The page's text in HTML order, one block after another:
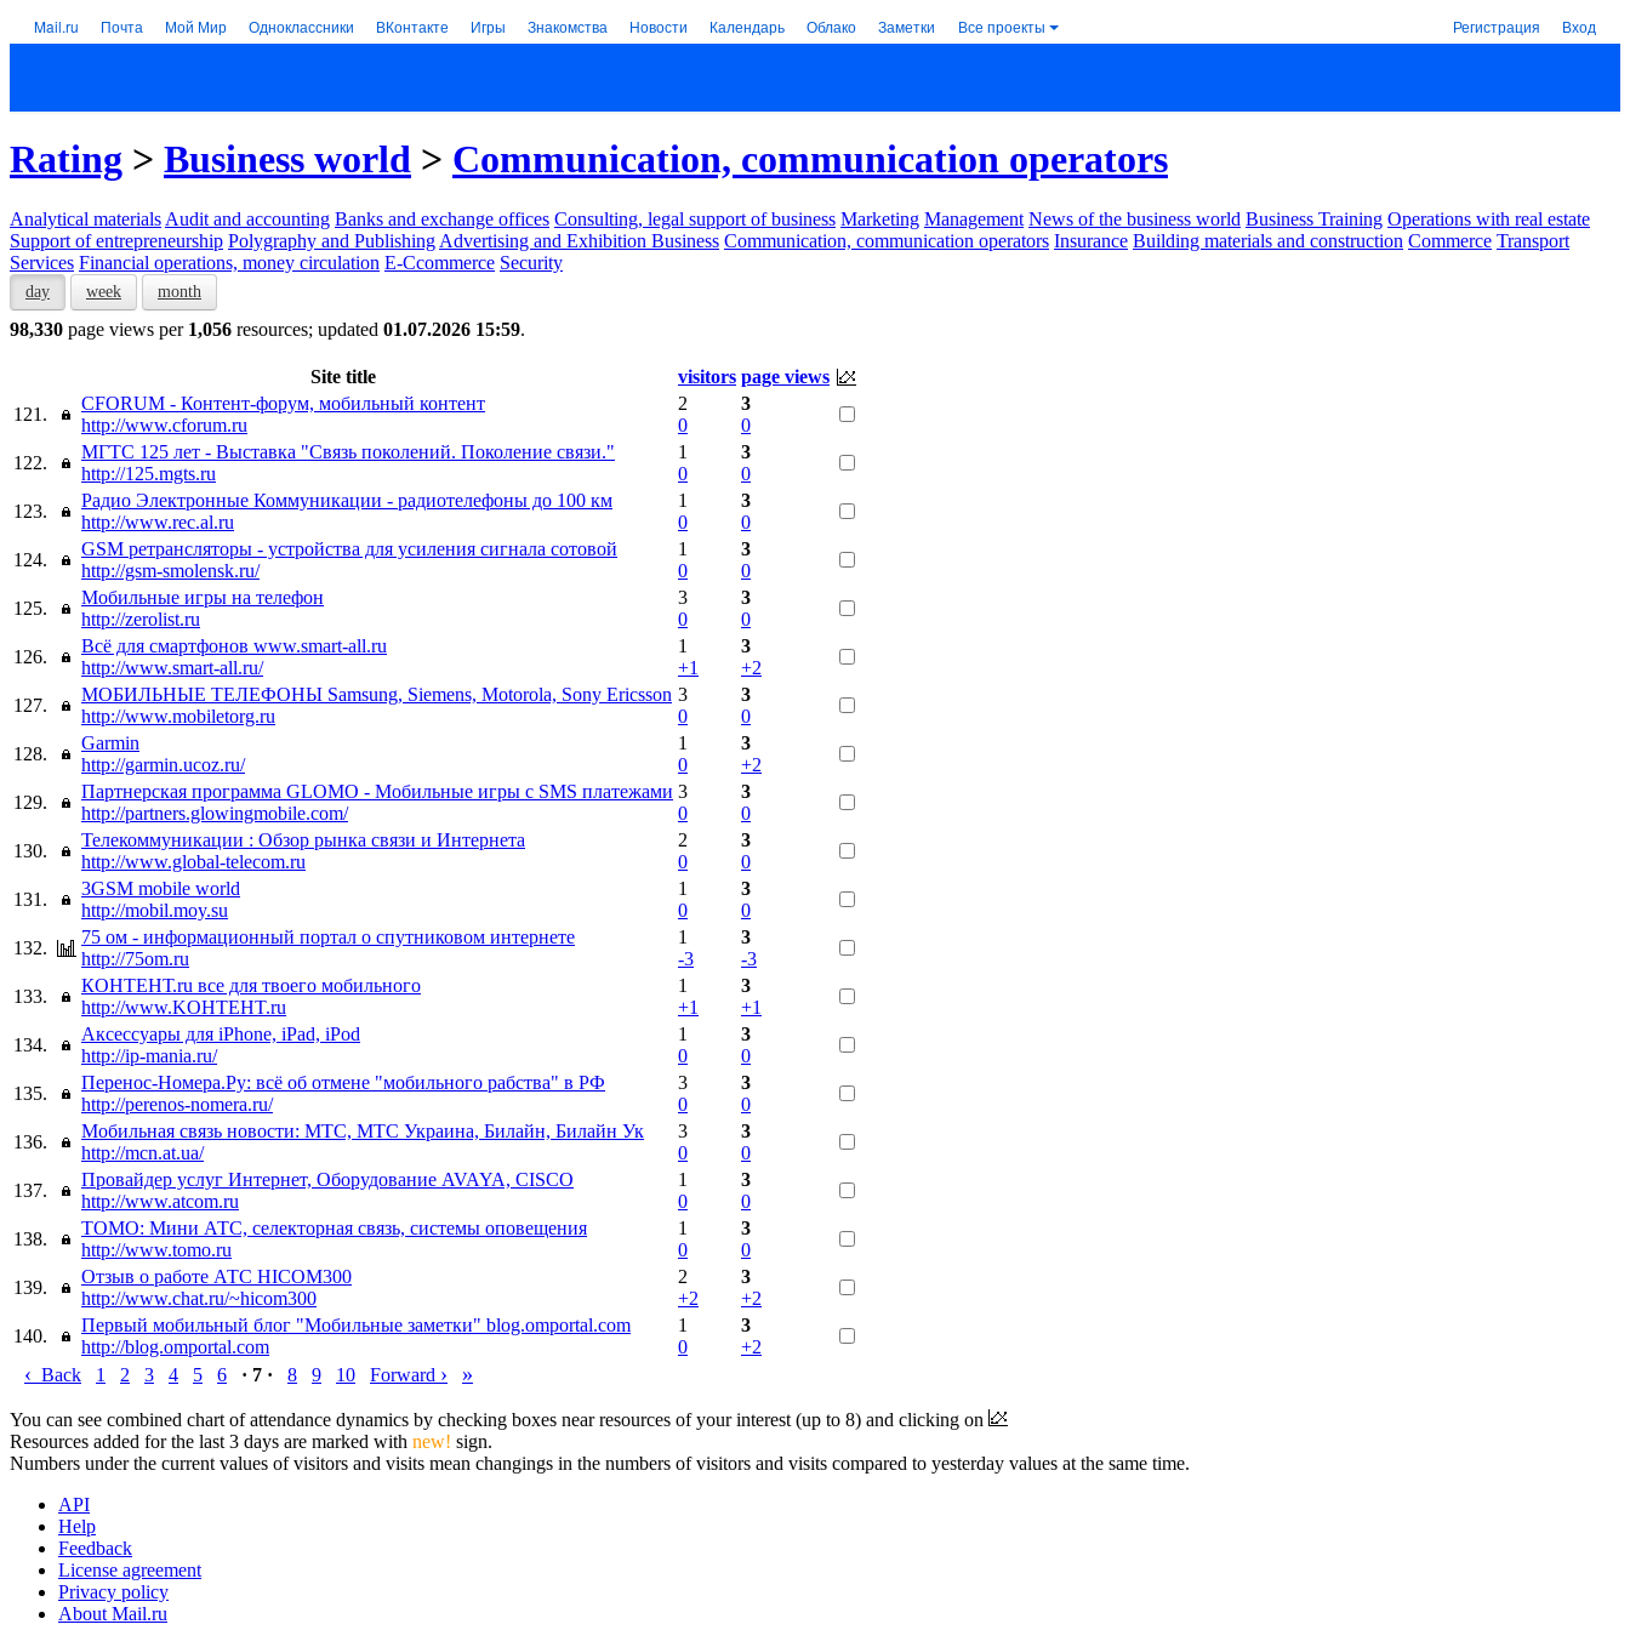
Mail.ru Почта Мой Мир Одноклассники ВКонтакте Игры Знакомства Новости Календарь Облако Заметки Все проекты Регистрация Вход
Rating > Business world > Communication, communication operators
Analytical materials Audit and accounting Banks and exchange offices Consulting, legal support of business Marketing Management News of the business world Business Training Operations with real estate
Support of entrepreneurship Polygraphy and Publishing Advertising and Exhibition Business Communication, communication operators Insurance Building materials and construction Commerce Transport
Services Financial operations, money circulation E-Ccommerce Security
day week month
98,330 page views per 1,056 resources; updated 01.07.2026 15:59.
Site title visitors page views
121.
CFORUM - Контент-форум, мобильный контент
http://www.cforum.ru
2
0
3
0
122.
МГТС 125 лет - Выставка "Связь поколений. Поколение связи."
http://125.mgts.ru
1
0
3
0
123.
Радио Электронные Коммуникации - радиотелефоны до 100 км
http://www.rec.al.ru
1
0
3
0
124.
GSM ретрансляторы - устройства для усиления сигнала сотовой
http://gsm-smolensk.ru/
1
0
3
0
125.
Мобильные игры на телефон
http://zerolist.ru
3
0
3
0
126.
Всё для смартфонов www.smart-all.ru
http://www.smart-all.ru/
1
+1
3
+2
127.
МОБИЛЬНЫЕ ТЕЛЕФОНЫ Samsung, Siemens, Motorola, Sony Ericsson
http://www.mobiletorg.ru
3
0
3
0
128.
Garmin
http://garmin.ucoz.ru/
1
0
3
+2
129.
Партнерская программа GLOMO - Мобильные игры с SMS платежами
http://partners.glowingmobile.com/
3
0
3
0
130.
Телекоммуникации : Обзор рынка связи и Интернета
http://www.global-telecom.ru
2
0
3
0
131.
3GSM mobile world
http://mobil.moy.su
1
0
3
0
132.
75 ом - информационный портал о спутниковом интернете
http://75om.ru
1
-3
3
-3
133.
КОНТЕНТ.ru все для твоего мобильного
http://www.KOHTEHT.ru
1
+1
3
+1
134.
Аксессуары для iPhone, iPad, iPod
http://ip-mania.ru/
1
0
3
0
135.
Перенос-Номера.Ру: всё об отмене "мобильного рабства" в РФ
http://perenos-nomera.ru/
3
0
3
0
136.
Мобильная связь новости: МТС, МТС Украина, Билайн, Билайн Ук
http://mcn.at.ua/
3
0
3
0
137.
Провайдер услуг Интернет, Оборудование AVAYA, CISCO
http://www.atcom.ru
1
0
3
0
138.
TOMO: Мини АТС, селекторная связь, системы оповещения
http://www.tomo.ru
1
0
3
0
139.
Отзыв о работе АТС HICOM300
http://www.chat.ru/~hicom300
2
+2
3
+2
140.
Первый мобильный блог "Мобильные заметки" blog.omportal.com
http://blog.omportal.com
1
0
3
+2
‹ Back 1 2 3 4 5 6 · 7 · 8 9 10 Forward › »
You can see combined chart of attendance dynamics by checking boxes near resources of your interest (up to 8) and clicking on
Resources added for the last 3 days are marked with new! sign.
Numbers under the current values of visitors and visits mean changings in the numbers of visitors and visits compared to yesterday values at the same time.
API
Help
Feedback
License agreement
Privacy policy
About Mail.ru